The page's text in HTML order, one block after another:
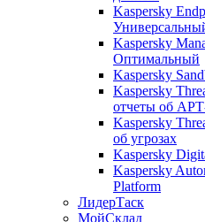
Kaspersky
Kaspersky
Оптимальный
Kaspersky
Kaspersky
отчеты об
Kaspersky
об угрозах
Kaspersky
Kaspersky
Platform
ЛидерТаск
МойСклад